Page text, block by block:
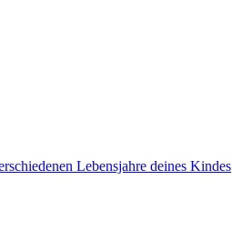
Lebensjahre deines Kindes